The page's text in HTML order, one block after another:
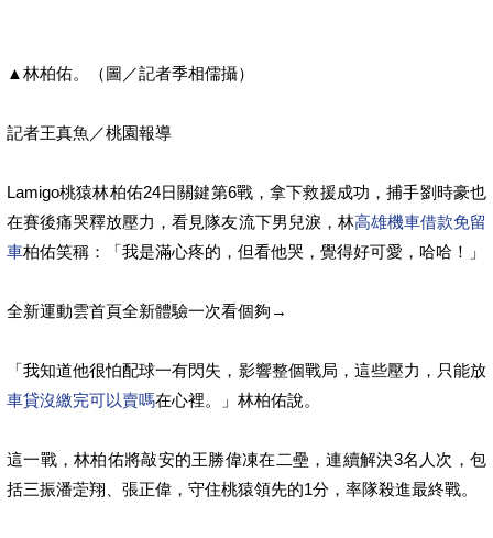
▲林柏佑。（圖／記者季相儒攝）
記者王真魚／桃園報導
Lamigo桃猿林柏佑24日關鍵第6戰，拿下救援成功，捕手劉時豪也
在賽後痛哭釋放壓力，看見隊友流下男兒淚，林高雄機車借款免留
車柏佑笑稱：「我是滿心疼的，但看他哭，覺得好可愛，哈哈！」
全新運動雲首頁全新體驗一次看個夠→
「我知道他很怕配球一有閃失，影響整個戰局，這些壓力，只能放
車貸沒繳完可以賣嗎在心裡。」林柏佑說。
這一戰，林柏佑將敲安的王勝偉凍在二壘，連續解決3名人次，包
括三振潘萣翔、張正偉，守住桃猿領先的1分，率隊殺進最終戰。